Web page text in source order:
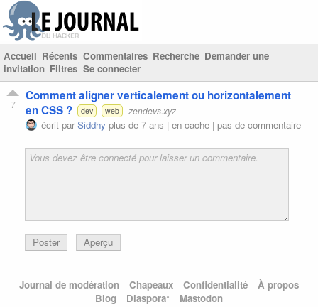
Accueil Récents Commentaires Recherche Demander une
invitation Filtres Se connecter
7
Comment aligner verticalement ou horizontalement
en CSS ?
dev web zendevs.xyz
écrit parSiddhy plus de 7 ans | en cache | pas de commentaire
Poster Aperçu
Journal de modération Chapeaux Confidentialité
À propos
Blog
Diaspora* Mastodon